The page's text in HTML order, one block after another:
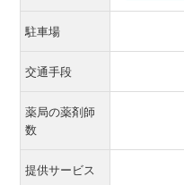
駐車場
交通手段
薬局の薬剤師
数
提供サービス